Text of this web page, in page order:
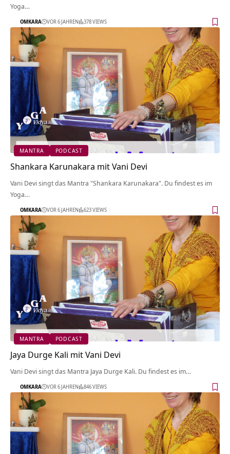
Yoga…
OMKARA VOR 6 JAHREN 378 VIEWS
MANTRA PODCAST
Shankara Karunakara mit Vani Devi
Vani Devi singt das Mantra "Shankara Karunakara". Du findest es im
Yoga…
OMKARA VOR 6 JAHREN 623 VIEWS
MANTRA PODCAST
Jaya Durge Kali mit Vani Devi
Vani Devi singt das Mantra Jaya Durge Kali. Du findest es im…
OMKARA VOR 6 JAHREN 846 VIEWS